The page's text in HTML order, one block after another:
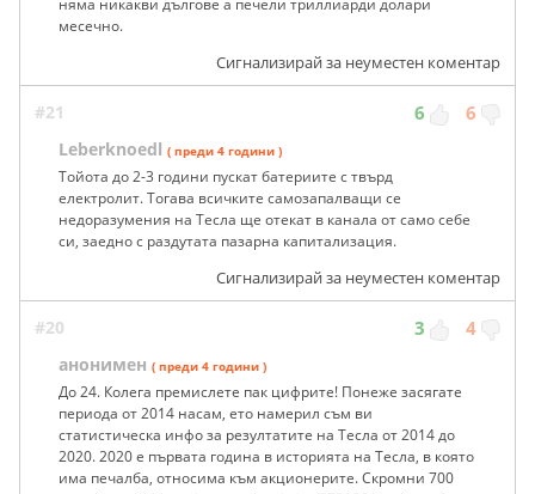
няма никакви дългове а печели триллиарди долари
месечно.
Сигнализирай за неуместен коментар
#21 6 6
Leberknoedl ( преди 4 години )
Тойота до 2-3 години пускат батериите с твърд
електролит. Тогава всичките самозапалващи се
недоразумения на Тесла ще отекат в канала от само себе
си, заедно с раздутата пазарна капитализация.
Сигнализирай за неуместен коментар
#20 3 4
анонимен ( преди 4 години )
До 24. Колега премислете пак цифрите! Понеже засягате
периода от 2014 насам, ето намерил съм ви
статистическа инфо за резултатите на Тесла от 2014 до
2020. 2020 е първата година в историята на Тесла, в която
има печалба, относима към акционерите. Скромни 700